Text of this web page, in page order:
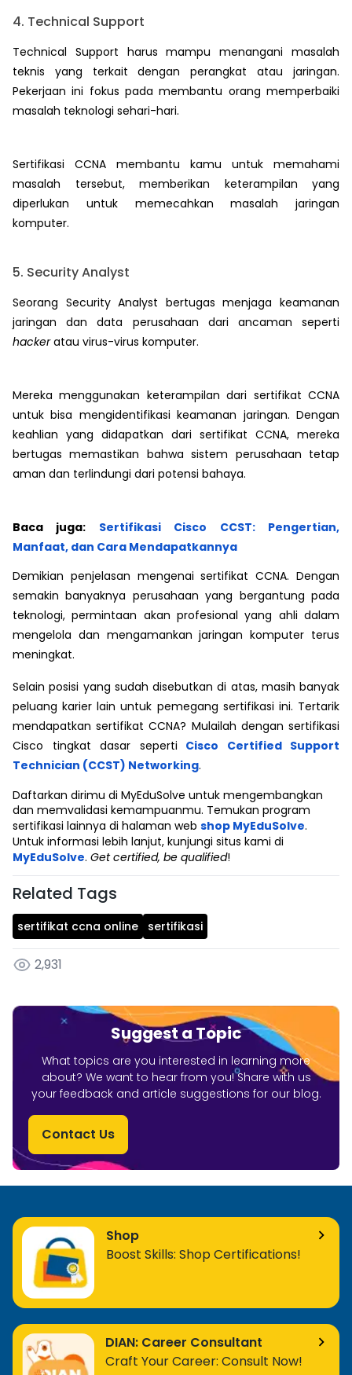
4. Technical Support
Technical Support harus mampu menangani masalah
teknis yang terkait dengan perangkat atau jaringan.
Pekerjaan ini fokus pada membantu orang memperbaiki
masalah teknologi sehari-hari.
Sertifikasi CCNA membantu kamu untuk memahami
masalah tersebut, memberikan keterampilan yang
diperlukan untuk memecahkan masalah jaringan
komputer.
5. Security Analyst
Seorang Security Analyst bertugas menjaga keamanan
jaringan dan data perusahaan dari ancaman seperti
hackeratau virus-virus komputer.
Mereka menggunakan keterampilan dari sertifikat CCNA
untuk bisa mengidentifikasi keamanan jaringan. Dengan
keahlian yang didapatkan dari sertifikat CCNA, mereka
bertugas memastikan bahwa sistem perusahaan tetap
aman dan terlindungi dari potensi bahaya.
Baca juga: Sertifikasi Cisco CCST: Pengertian,
Manfaat, dan Cara Mendapatkannya
Demikian penjelasan mengenai sertifikat CCNA. Dengan
semakin banyaknya perusahaan yang bergantung pada
teknologi, permintaan akan profesional yang ahli dalam
mengelola dan mengamankan jaringan komputer terus
meningkat.
Selain posisi yang sudah disebutkan di atas, masih banyak
peluang karier lain untuk pemegang sertifikasi ini. Tertarik
mendapatkan sertifikat CCNA? Mulailah dengan sertifikasi
Cisco tingkat dasar seperti Cisco Certified Support
Technician (CCST) Networking.
Daftarkan dirimu di MyEduSolve untuk mengembangkan
dan memvalidasi kemampuanmu. Temukan program
sertifikasi lainnya di halaman web shop MyEduSolve.
Untuk informasi lebih lanjut, kunjungi situs kami di
MyEduSolve. Get certified, be qualified!
Related Tags
sertifikat ccna online sertifikasi
2,931
Suggest a Topic
What topics are you interested in learning more
about? We want to hear from you! Share with us
your feedback and article suggestions for our blog.
Contact Us
Shop
Boost Skills: Shop Certifications!
DIAN: Career Consultant
Craft Your Career: Consult Now!